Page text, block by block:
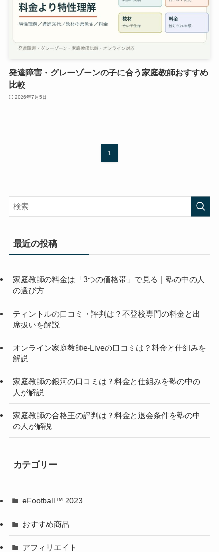
発達障害・グレーゾーンの子に合う家庭教師おすすめ
比較
2026年7月5日
1
最近の投稿
家庭教師の料金は「3つの価格帯」で見る｜塾の中の人
の選び方
ティントルの口コミ・評判は？不登校専門の料金と出
席扱いを解説
オンライン家庭教師e-Liveの口コミは？料金と仕組みを
解説
家庭教師の銀河の口コミは？料金と仕組みを塾の中の
人が解説
家庭教師の合格王の評判は？料金と退会条件を塾の中
の人が解説
カテゴリー
‎eFootball™ 2023
おすすめ商品
アフィリエイト